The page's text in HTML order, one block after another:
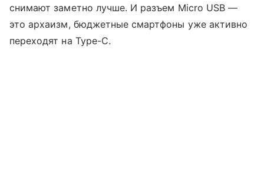
снимают заметно лучше. И разъем Micro USB —
это архаизм, бюджетные смартфоны уже активно
переходят на Type-C.